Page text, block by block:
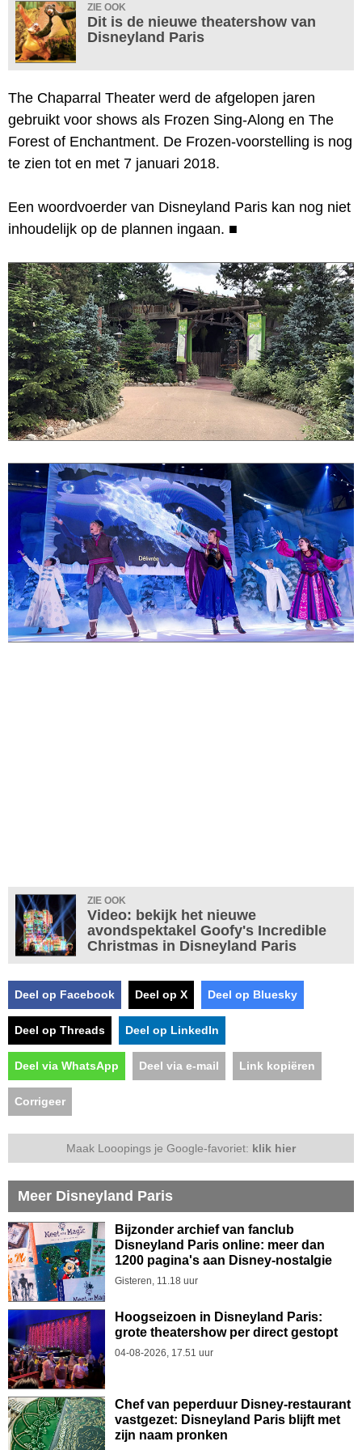
ZIE OOK
Dit is de nieuwe theatershow van
Disneyland Paris
The Chaparral Theater werd de afgelopen jaren
gebruikt voor shows als Frozen Sing-Along en The
Forest of Enchantment. De Frozen-voorstelling is nog
te zien tot en met 7 januari 2018.
Een woordvoerder van Disneyland Paris kan nog niet
inhoudelijk op de plannen ingaan. ■
ZIE OOK
Video: bekijk het nieuwe
avondspektakel Goofy's Incredible
Christmas in Disneyland Paris
Deel op Facebook Deel op X Deel op Bluesky
Deel op Threads Deel op LinkedIn
Deel via WhatsApp Deel via e-mail Link kopiëren
Corrigeer
Maak Looopings je Google-favoriet: klik hier
Meer Disneyland Paris
Bijzonder archief van fanclub
Disneyland Paris online: meer dan
1200 pagina's aan Disney-nostalgie
Gisteren, 11.18 uur
Hoogseizoen in Disneyland Paris:
grote theatershow per direct gestopt
04-08-2026, 17.51 uur
Chef van peperduur Disney-restaurant
vastgezet: Disneyland Paris blijft met
zijn naam pronken